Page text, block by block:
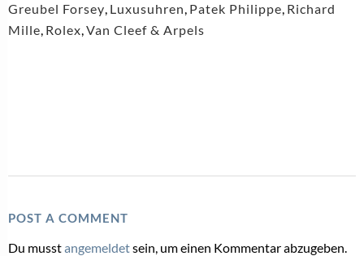
Greubel Forsey, Luxusuhren, Patek Philippe, Richard
Mille, Rolex,Van Cleef & Arpels
POST A COMMENT
Du musstangemeldetsein, um einen Kommentar abzugeben.